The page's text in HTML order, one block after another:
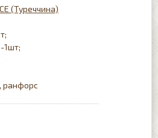
(Туреччина)
1шт;
ранфорс